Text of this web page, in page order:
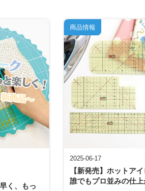
く、もっ
2025-06-17
【新発売】ホットア
誰でもプロ並みの仕上
商品情報